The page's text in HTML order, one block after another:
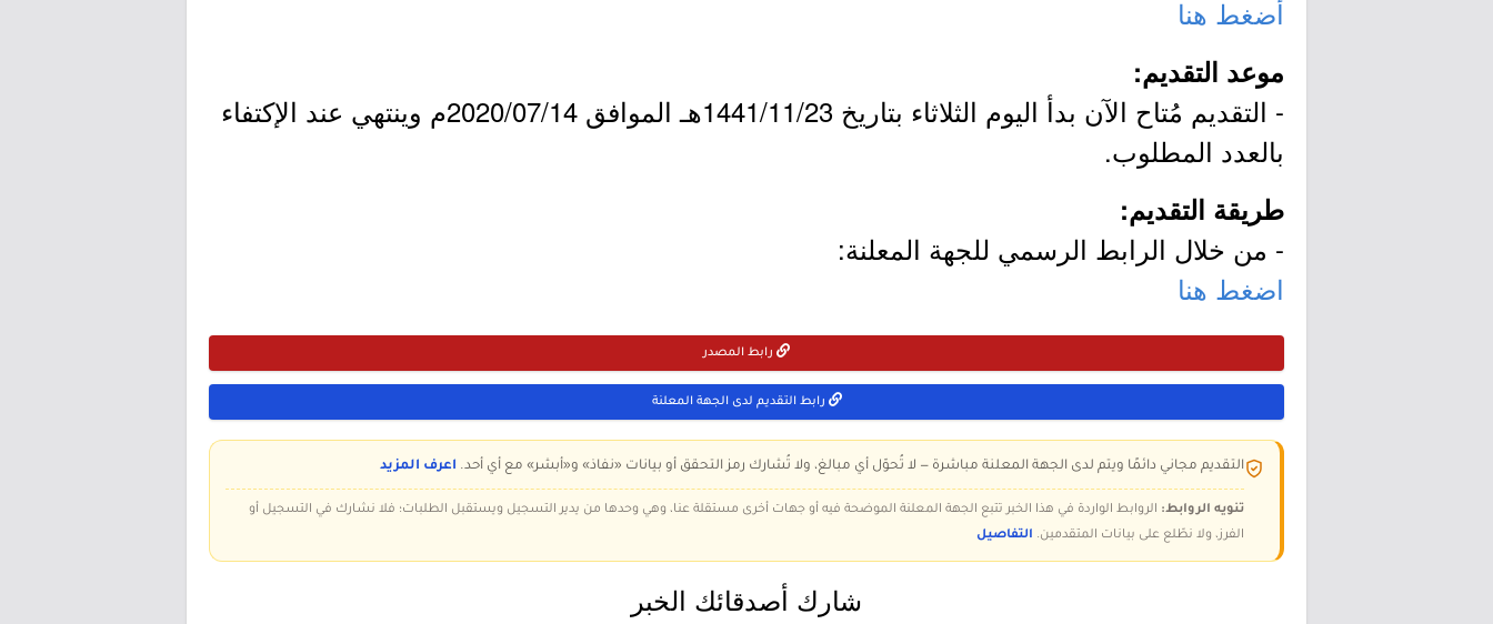
أضغط هنا
موعد التقديم:
- التقديم مُتاح الآن بدأ اليوم الثلاثاء بتاريخ 1441/11/23هـ الموافق 2020/07/14م وينتهي عند الإكتفاء
بالعدد المطلوب.
طريقة التقديم:
- من خلال الرابط الرسمي للجهة المعلنة:
اضغط هنا
رابط المصدر
رابط التقديم لدى الجهة المعلنة
التقديم مجاني دائمًا ويتم لدى الجهة المعلنة مباشرة — لا تُحوّل أي مبالغ، ولا تُشارك رمز التحقق أو بيانات «نفاذ» و«أبشر» مع أي أحد. اعرف المزيد
تنويه الروابط: الروابط الواردة في هذا الخبر تتبع الجهة المعلنة الموضحة فيه أو جهات أخرى مستقلة عنا، وهي وحدها من يدير التسجيل ويستقبل الطلبات؛ فلا نشارك في التسجيل أو
الفرز، ولا نطّلع على بيانات المتقدمين. التفاصيل
شارك أصدقائك الخبر